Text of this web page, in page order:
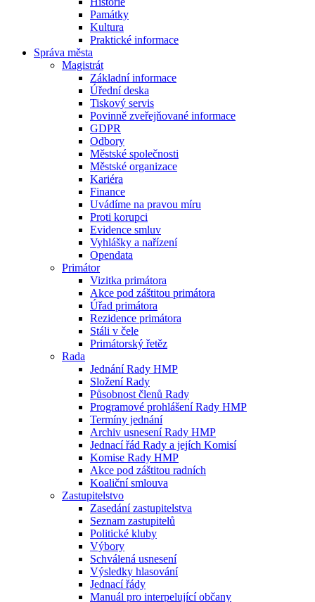
Památky
Kultura
Praktické informace
Správa města
Magistrát
Základní informace
Úřední deska
Tiskový servis
Povinně zveřejňované informace
GDPR
Odbory
Městské společnosti
Městské organizace
Kariéra
Finance
Uvádíme na pravou míru
Proti korupci
Evidence smluv
Vyhlášky a nařízení
Opendata
Primátor
Vizitka primátora
Akce pod záštitou primátora
Úřad primátora
Rezidence primátora
Stáli v čele
Primátorský řetěz
Rada
Jednání Rady HMP
Složení Rady
Působnost členů Rady
Programové prohlášení Rady HMP
Termíny jednání
Archiv usnesení Rady HMP
Jednací řád Rady a jejích Komisí
Komise Rady HMP
Akce pod záštitou radních
Koaliční smlouva
Zastupitelstvo
Zasedání zastupitelstva
Seznam zastupitelů
Politické kluby
Výbory
Schválená usnesení
Výsledky hlasování
Jednací řády
Manuál pro interpelující občany